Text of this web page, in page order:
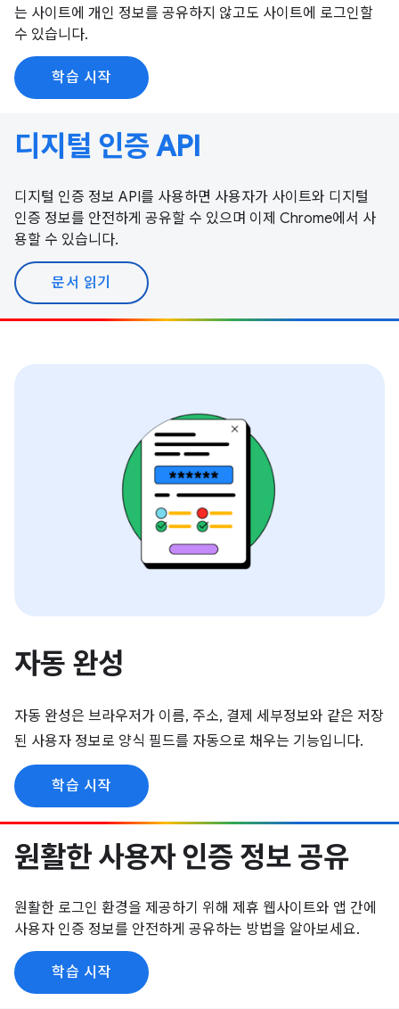
는 사이트에 개인 정보를 공유하지 않고도 사이트에 로그인할
수 있습니다.
학습 시작
디지털 인증 API
디지털 인증 정보 API를 사용하면 사용자가 사이트와 디지털
인증 정보를 안전하게 공유할 수 있으며 이제 Chrome에서 사
용할 수 있습니다.
문서 읽기
자동 완성
자동 완성은 브라우저가 이름, 주소, 결제 세부정보와 같은 저장
된 사용자 정보로 양식 필드를 자동으로 채우는 기능입니다.
학습 시작
원활한 사용자 인증 정보 공유
원활한 로그인 환경을 제공하기 위해 제휴 웹사이트와 앱 간에
사용자 인증 정보를 안전하게 공유하는 방법을 알아보세요.
학습 시작